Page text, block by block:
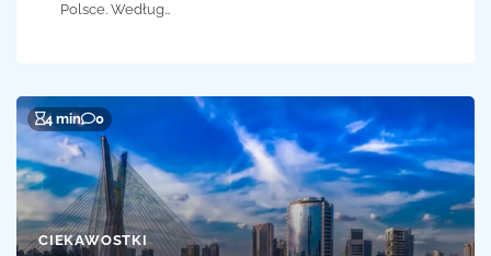
Polsce. Według…
4 min 0
CIEKAWOSTKI